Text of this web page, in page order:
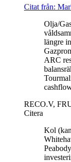
Citat från:
Olja/
längre
ARC
RECO.V,
Citera
Kol